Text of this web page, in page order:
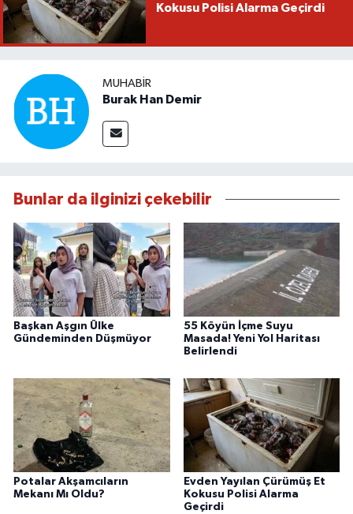
Kokusu Polisi Alarma Geçirdi
MUHABIR
Burak Han Demir
Bunlar da ilginizi çekebilir
Başkan Aşgın Ülke
Gündeminden Düşmüyor
55 Köyün İçme Suyu
Masada! Yeni Yol Haritası
Belirlendi
Potalar Akşamcıların
Mekanı Mı Oldu?
Evden Yayılan Çürümüş Et
Kokusu Polisi Alarma
Geçirdi